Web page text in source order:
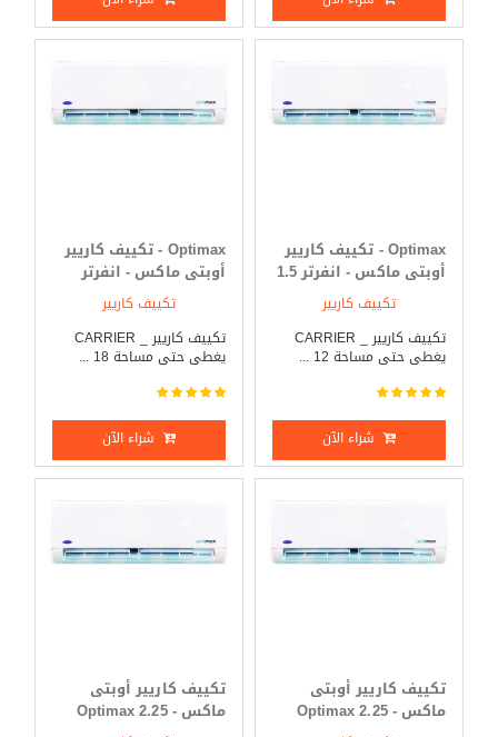
Optimax - تكييف كاريير
أوبتى ماكس - انفرتر 1.5
حصان بارد _ ساخن
تكييف كاريير
تكييف كاريير _ CARRIER
يغطى حتى مساحة 12 ...
شراء الآن
Optimax - تكييف كاريير
أوبتى ماكس - انفرتر
تكييف كاريير
تكييف كاريير _ CARRIER
يغطى حتى مساحة 18 ...
شراء الآن
تكييف كاريير أوبتى
ماكس - Optimax 2.25
تكييف كاريير أوبتى
ماكس - Optimax 2.25